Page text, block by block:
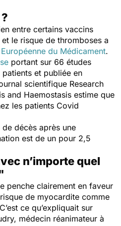
entre certains vaccins
le risque de thromboses a
du Médicament.
portant sur 66 études
et publiée en
scientifique Research
and Haemostasis estime que
les patients Covid
décès après une
est de un pour 2,5
n’importe quel
penche clairement en faveur
de myocardite comme
ce qu’expliquait sur
médecin réanimateur à